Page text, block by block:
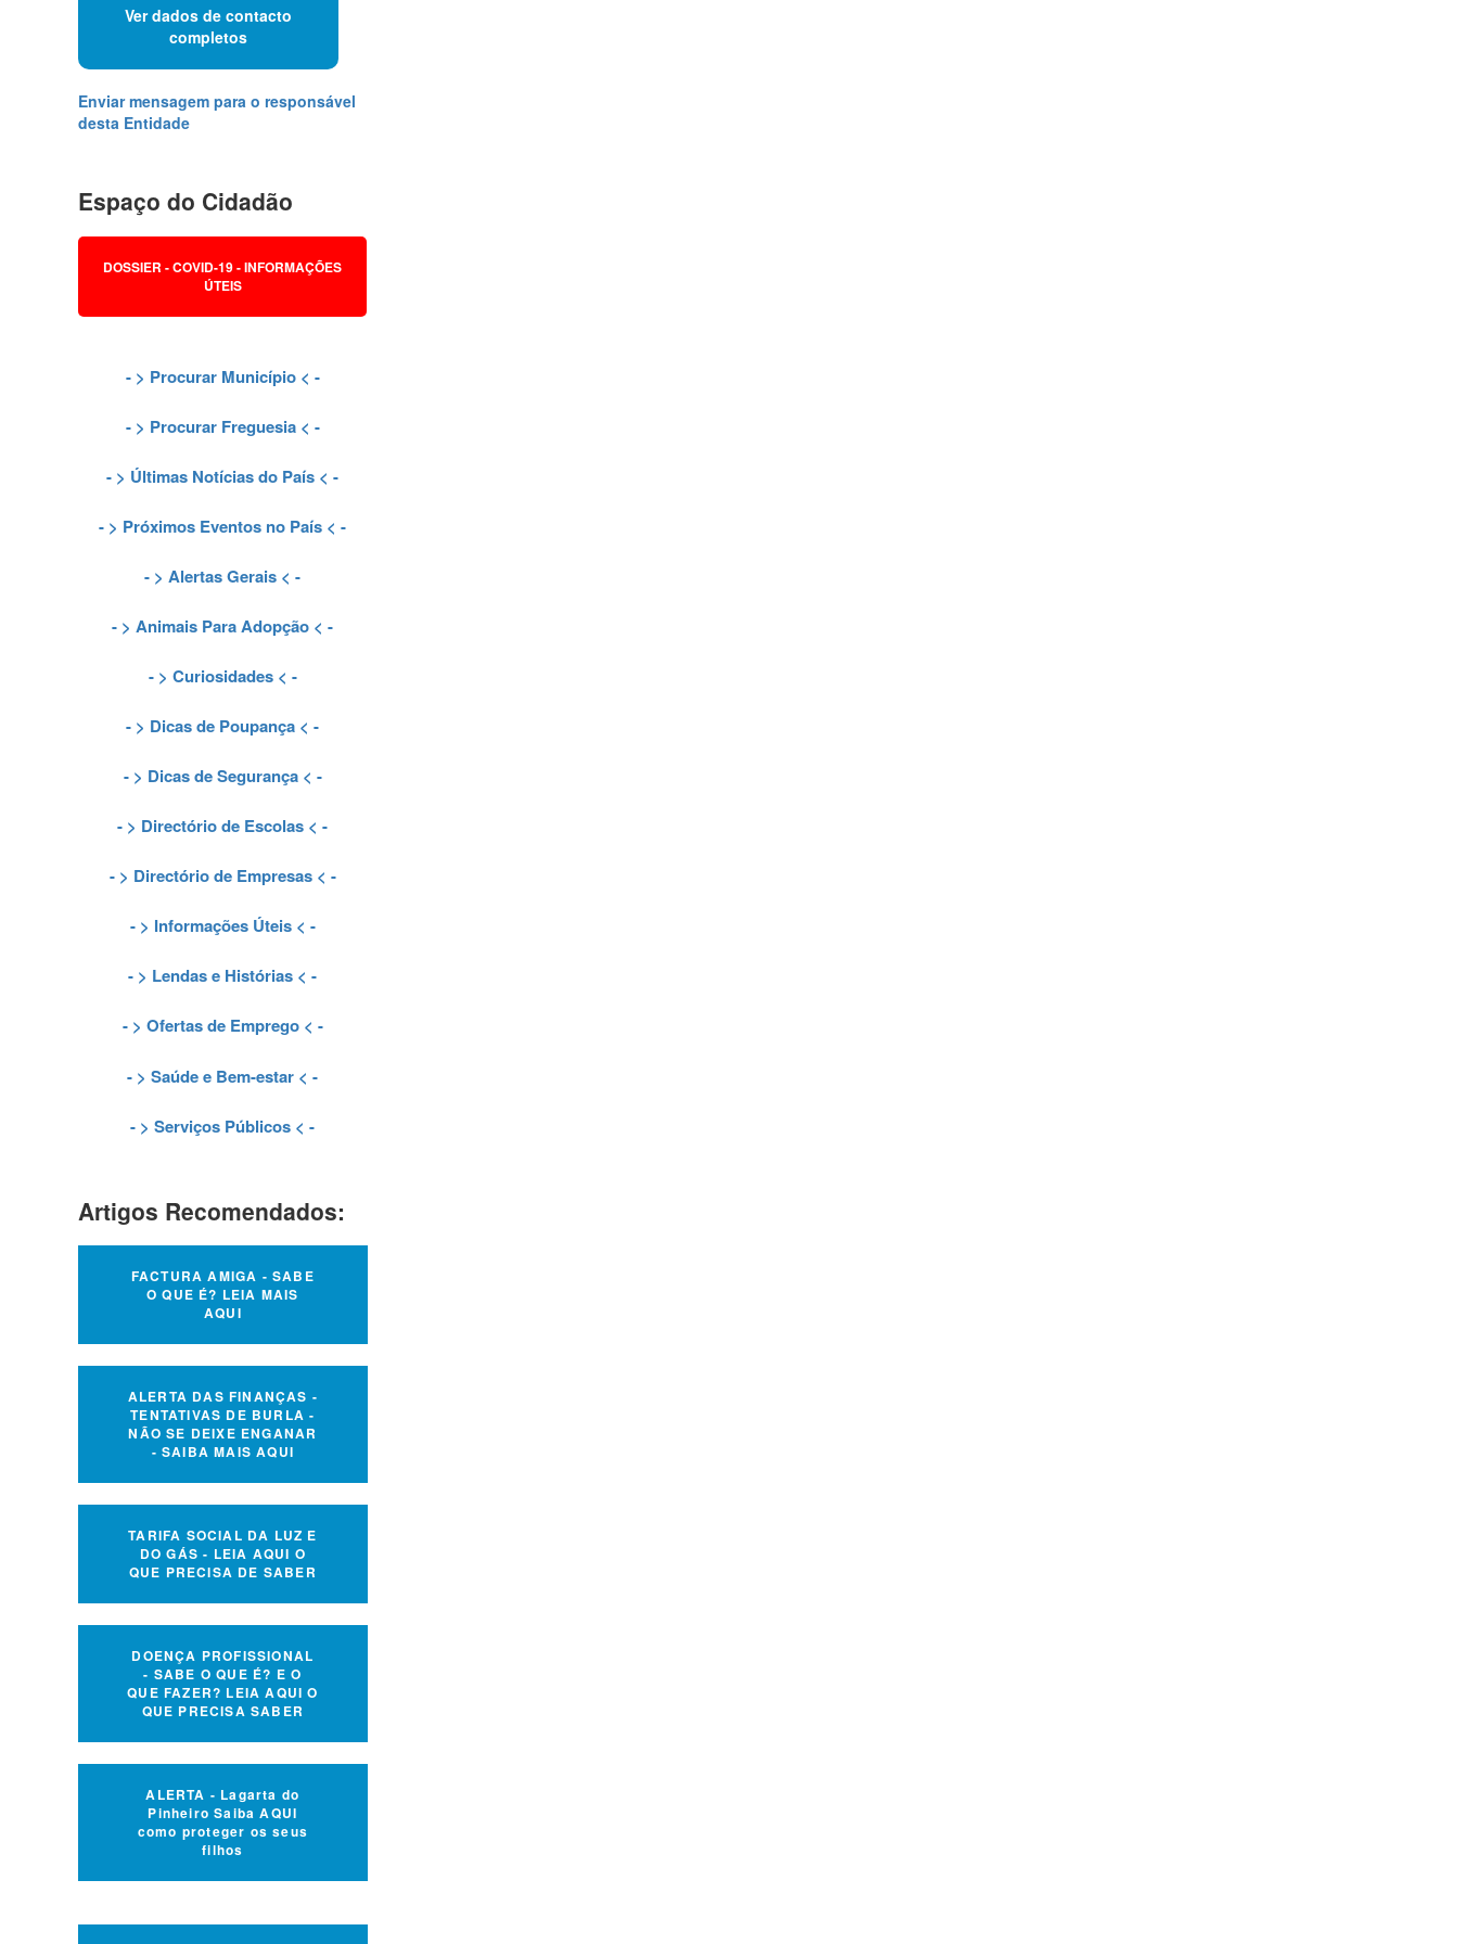
Ver dados de contacto
completos
Enviar mensagem para o responsável
desta Entidade
Espaço do Cidadão
DOSSIER - COVID-19 - INFORMAÇÕES
ÚTEIS
- > Procurar Município< -
- > Procurar Freguesia< -
- > Últimas Notícias do País < -
- > Próximos Eventos no País < -
- >Alertas Gerais < -
- >Animais Para Adopção < -
- > Curiosidades< -
- > Dicas de Poupança < -
- > Dicas de Segurança< -
- > Directório de Escolas < -
- > Directório de Empresas< -
- > Informações Úteis< -
- > Lendas e Histórias < -
- > Ofertas de Emprego< -
- >Saúde e Bem-estar < -
- >Serviços Públicos < -
Artigos Recomendados:
FACTURA AMIGA - SABE
O QUE É? LEIA MAIS
AQUI
ALERTA DAS FINANÇAS -
TENTATIVAS DE BURLA -
NÃO SE DEIXE ENGANAR
- SAIBA MAIS AQUI
TARIFA SOCIAL DA LUZ E
DO GÁS - LEIA AQUI O
QUE PRECISA DE SABER
DOENÇA PROFISSIONAL
- SABE O QUE É? E O
QUE FAZER? LEIA AQUI O
QUE PRECISA SABER
ALERTA - Lagarta do
Pinheiro Saiba AQUI
como proteger os seus
filhos